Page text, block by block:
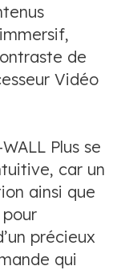
de
Vidéo
Plus se
car un
ainsi que
précieux
qui